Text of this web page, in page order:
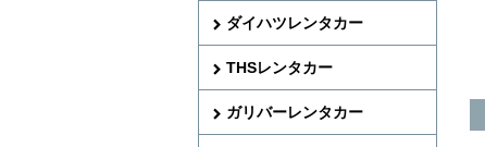
ダイハツレンタカー
THSレンタカー
ガリバーレンタカー